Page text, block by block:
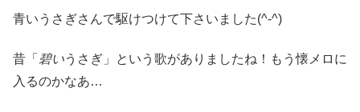
青いうさぎさんで駆けつけて下さいました(^-^)
昔「 碧いうさぎ」という歌がありましたね！もう懐メロに
入るのかなあ…